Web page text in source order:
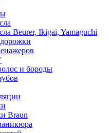
Beurer, Ikigai, Yamaguchi
и бороды
Braun